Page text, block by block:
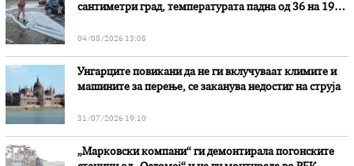
сантиметри град, температурата падна од 36 на 19
04/08/2026 13:08
Унгарците повикани да не ги вклучуваат климите и
машините за перење, се заканува недостиг на струја
31/07/2026 19:10
„Марковски компани“ ги демонтирала погонските